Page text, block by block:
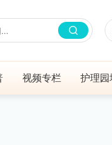
视频专栏 护理园